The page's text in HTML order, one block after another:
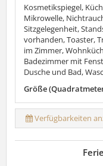
Kosmetikspiegel,
Mikrowelle,
Sitzgelegenheit,
vorhanden, Toaster,
im Zimmer,
Badezimmer mit
Dusche und Bad,
Größe
Verfügbarkeiten